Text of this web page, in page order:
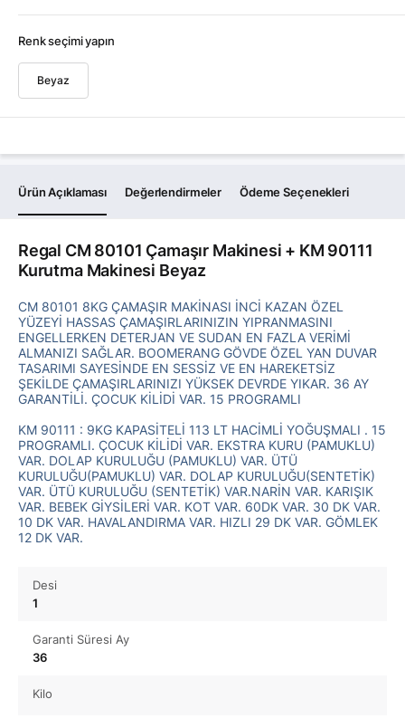
Renk seçimi yapın
Beyaz
Ürün Açıklaması Değerlendirmeler Ödeme Seçenekleri
Regal CM 80101 Çamaşır Makinesi + KM 90111
Kurutma Makinesi Beyaz
CM 80101 8KG ÇAMAŞIR MAKİNASI İNCİ KAZAN ÖZEL
YÜZEYİ HASSAS ÇAMAŞIRLARINIZIN YIPRANMASINI
ENGELLERKEN DETERJAN VE SUDAN EN FAZLA VERİMİ
ALMANIZI SAĞLAR. BOOMERANG GÖVDE ÖZEL YAN DUVAR
TASARIMI SAYESİNDE EN SESSİZ VE EN HAREKETSİZ
ŞEKİLDE ÇAMAŞIRLARINIZI YÜKSEK DEVRDE YIKAR. 36 AY
GARANTİLİ. ÇOCUK KİLİDİ VAR. 15 PROGRAMLI
KM 90111 : 9KG KAPASİTELİ 113 LT HACİMLİ YOĞUŞMALI . 15
PROGRAMLI. ÇOCUK KİLİDİ VAR. EKSTRA KURU (PAMUKLU)
VAR. DOLAP KURULUĞU (PAMUKLU) VAR. ÜTÜ
KURULUĞU(PAMUKLU) VAR. DOLAP KURULUĞU(SENTETİK)
VAR. ÜTÜ KURULUĞU (SENTETİK) VAR.NARİN VAR. KARIŞIK
VAR. BEBEK GİYSİLERİ VAR. KOT VAR. 60DK VAR. 30 DK VAR.
10 DK VAR. HAVALANDIRMA VAR. HIZLI 29 DK VAR. GÖMLEK
12 DK VAR.
Desi
1
Garanti Süresi Ay
36
Kilo